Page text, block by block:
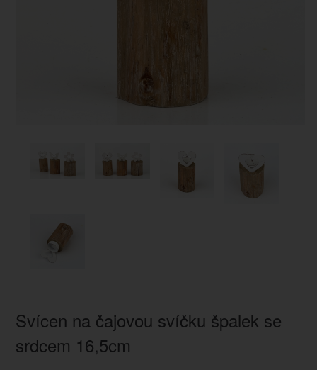
Svícen na čajovou svíčku špalek se
srdcem 16,5cm